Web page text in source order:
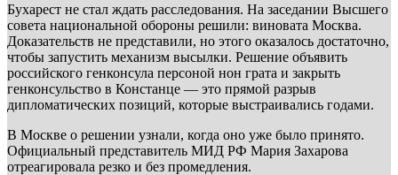
Бухарест не стал ждать расследования. На заседании Высшего
совета национальной обороны решили: виновата Москва.
Доказательств не представили, но этого оказалось достаточно,
чтобы запустить механизм высылки. Решение объявить
российского генконсула персоной нон грата и закрыть
генконсульство в Констанце — это прямой разрыв
дипломатических позиций, которые выстраивались годами.
В Москве о решении узнали, когда оно уже было принято.
Официальный представитель МИД РФ Мария Захарова
отреагировала резко и без промедления.